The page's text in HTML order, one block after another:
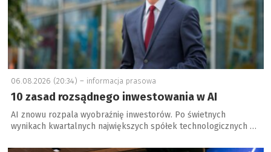
06.08.2026 (20:34) – informacja prasowa
10 zasad rozsądnego inwestowania w AI
AI znowu rozpala wyobraźnię inwestorów. Po świetnych
wynikach kwartalnych największych spółek technologicznych …
a